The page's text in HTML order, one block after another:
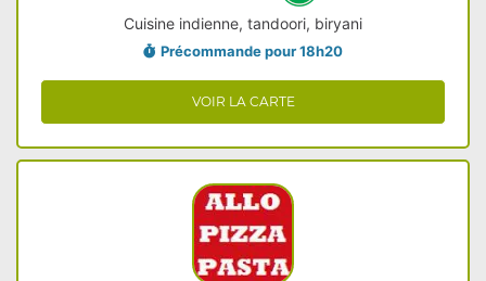
Cuisine indienne, tandoori, biryani
Précommande pour 18h20
VOIR LA CARTE